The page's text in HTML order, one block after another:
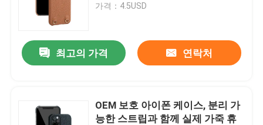
가격：4.5USD
최고의 가격 연락처
OEM 보호 아이폰 케이스, 분리 가
능한 스트립과 함께 실제 가죽 휴